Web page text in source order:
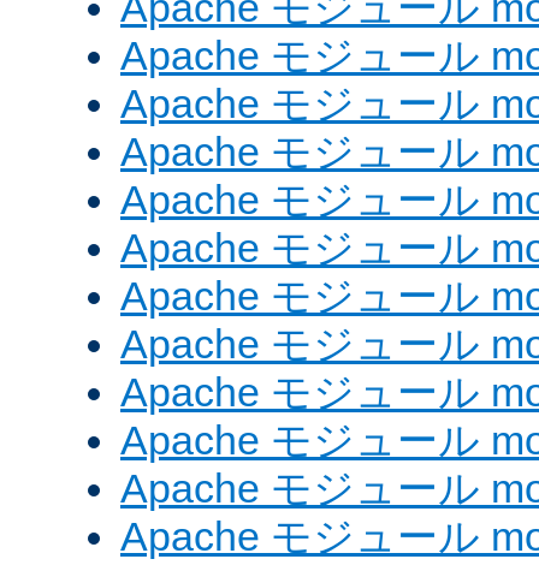
Apache モジュール
Apache モジュール
Apache モジュール
Apache モジュール
Apache モジュール
Apache モジュール
Apache モジュール
Apache モジュール
Apache モジュール
Apache モジュール
Apache モジュール